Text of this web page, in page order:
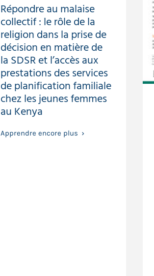
Répondre au malaise
collectif : le rôle de la
religion dans la prise de
décision en matière de
la SDSR et l’accès aux
prestations des services
de planification familiale
chez les jeunes femmes
au Kenya
Apprendre encore plus